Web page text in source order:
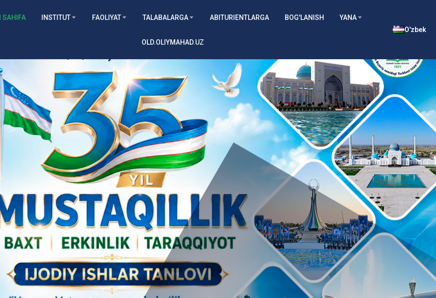
SAHIFA INSTITUT FAOLIYAT TALABALARGA ABITURIENTLARGA BOG'LANISH YANA
OLD.OLIYMAHAD.UZ
O'zbek